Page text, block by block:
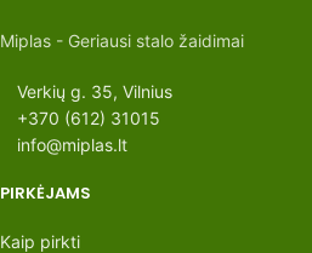
Miplas - Geriausi stalo žaidimai
Verkių g. 35, Vilnius
+370 (612) 31015
info@miplas.lt
PIRKĖJAMS
Kaip pirkti